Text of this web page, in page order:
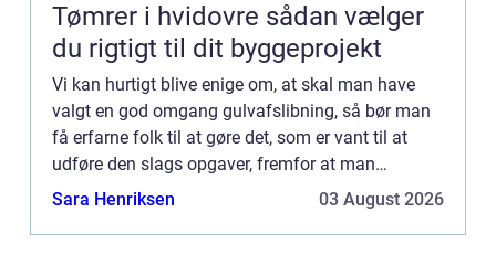
Tømrer i hvidovre sådan vælger
du rigtigt til dit byggeprojekt
Vi kan hurtigt blive enige om, at skal man have
valgt en god omgang gulvafslibning, så bør man
få erfarne folk til at gøre det, som er vant til at
udføre den slags opgaver, fremfor at man
forsøger sig med at g&...
Sara Henriksen 03 August 2026